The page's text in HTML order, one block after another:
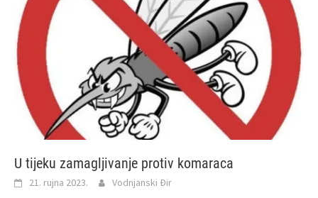
U tijeku zamagljivanje protiv komaraca
21. rujna 2023. Vodnjanski Đir